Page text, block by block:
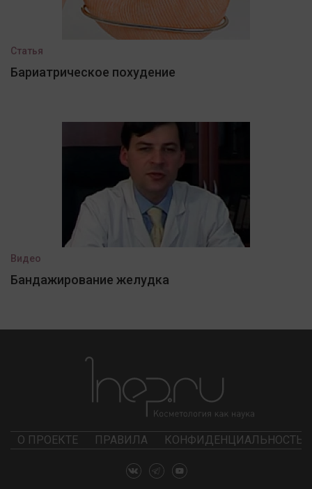
Статья
Бариатрическое похудение
Видео
Бандажирование желудка
О ПРОЕКТЕ ПРАВИЛА КОНФИДЕНЦИАЛЬНОСТЬ